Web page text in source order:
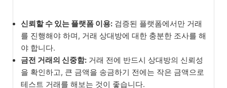
신뢰할 수 있는 플랫폼 이용: 검증된 플랫폼에서만 거래
를 진행해야 하며, 거래 상대방에 대한 충분한 조사를 해
야 합니다.
금전 거래의 신중함: 거래 전에 반드시 상대방의 신뢰성
을 확인하고, 큰 금액을 송금하기 전에는 작은 금액으로
테스트 거래를 해보는 것이 좋습니다.